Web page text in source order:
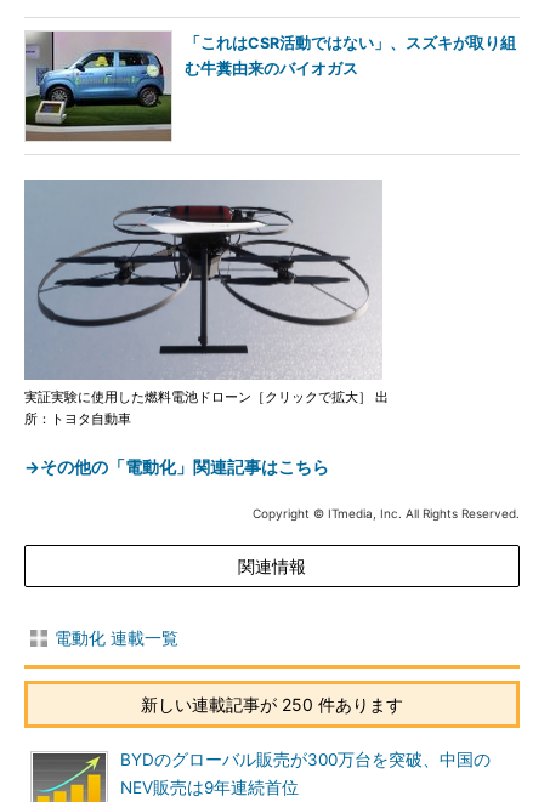
「これはCSR活動ではない」、スズキが取り組
む牛糞由来のバイオガス
実証実験に使用した燃料電池ドローン［クリックで拡大］ 出
所：トヨタ自動車
→その他の「電動化」関連記事はこちら
Copyright © ITmedia, Inc. All Rights Reserved.
関連情報
電動化 連載一覧
新しい連載記事が 250 件あります
BYDのグローバル販売が300万台を突破、中国の
NEV販売は9年連続首位